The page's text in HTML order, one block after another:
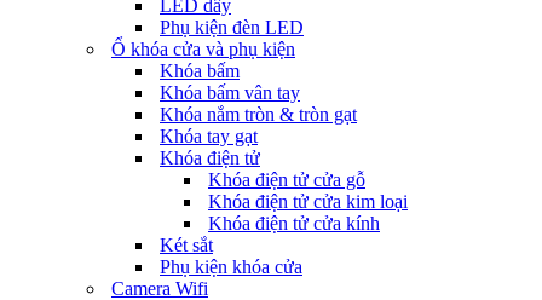
LED dây
Phụ kiện đèn LED
Ổ khóa cửa và phụ kiện
Khóa bấm
Khóa bấm vân tay
Khóa nắm tròn & tròn gạt
Khóa tay gạt
Khóa điện tử
Khóa điện tử cửa gỗ
Khóa điện tử cửa kim loại
Khóa điện tử cửa kính
Két sắt
Phụ kiện khóa cửa
Camera Wifi